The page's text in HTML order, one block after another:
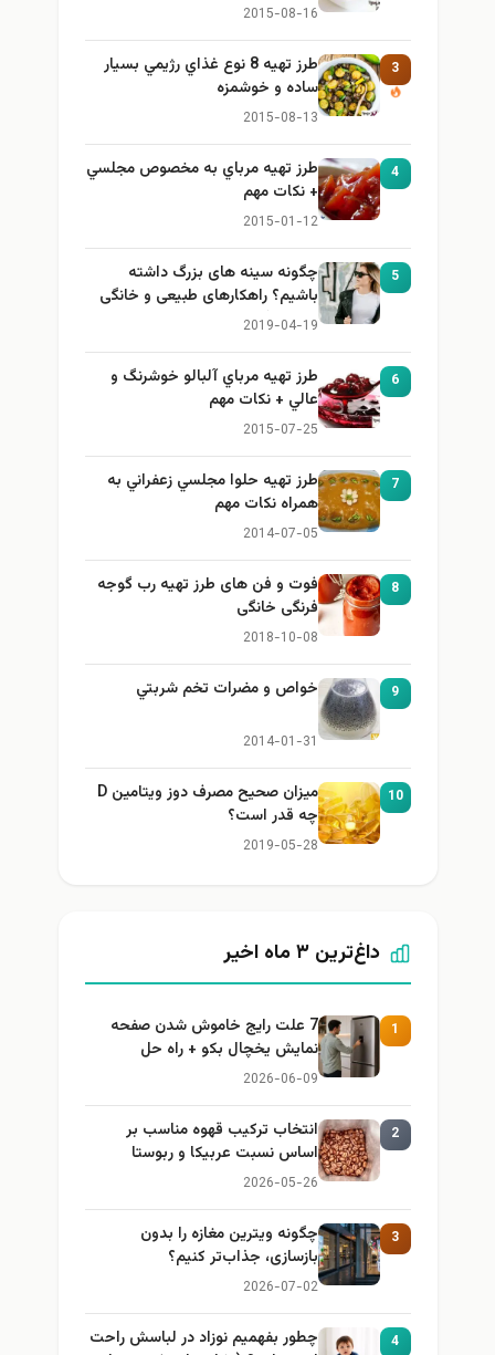
2015-08-16
3
طرز تهيه 8 نوع غذاي رژيمي بسيار
ساده و خوشمزه
2015-08-13
4
طرز تهيه مرباي به مخصوص مجلسي
+ نكات مهم
2015-01-12
5
چگونه سینه های بزرگ داشته
باشیم؟ راهکارهای طبیعی و خانگی
برای بزرگ کردن سینه
2019-04-19
6
طرز تهيه مرباي آلبالو خوشرنگ و
عالي + نكات مهم
2015-07-25
7
طرز تهيه حلوا مجلسي زعفراني به
همراه نكات مهم
2014-07-05
8
فوت و فن های طرز تهیه رب گوجه
فرنگی خانگی
2018-10-08
9 خواص و مضرات تخم شربتي
2014-01-31
10
میزان صحیح مصرف دوز ویتامین D
چه قدر است؟
2019-05-28
داغ‌ترین ۳ ماه اخیر
1
7 علت رایج خاموش شدن صفحه
نمایش یخچال بکو + راه حل
2026-06-09
2
انتخاب ترکیب قهوه مناسب بر
اساس نسبت عربیکا و ربوستا
2026-05-26
3
چگونه ویترین مغازه را بدون
بازسازی، جذاب‌تر کنیم؟
2026-07-02
4
چطور بفهمیم نوزاد در لباسش راحت